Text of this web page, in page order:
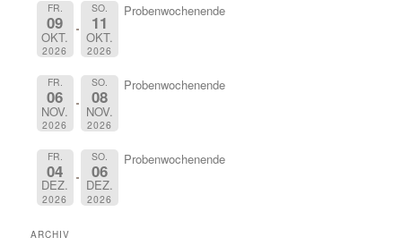
FR.
09
OKT.
2026
SO.
11
OKT.
2026
Probenwochenende
FR.
06
NOV.
2026
SO.
08
NOV.
2026
Probenwochenende
FR.
04
DEZ.
2026
SO.
06
DEZ.
2026
Probenwochenende
ARCHIV